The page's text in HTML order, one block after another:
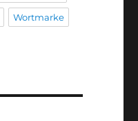
Wortmarke